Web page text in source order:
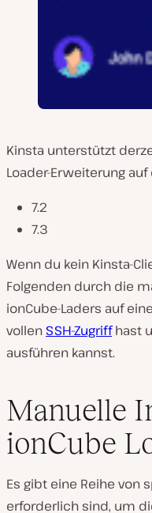
Kinsta unterstützt
Loader-Erweiterung
7.2
7.3
Wenn du kein Kinsta-
Folgenden durch die
ionCube-Laders auf
vollen SSH-Zugriffhast
ausführen kannst.
Manuelle
ionCube
Es gibt eine Reihe von
erforderlich sind, um